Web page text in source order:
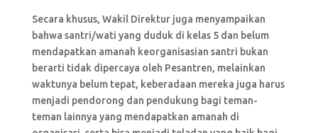
Secara khusus, Wakil Direktur juga menyampaikan
bahwa santri/wati yang duduk di kelas 5 dan belum
mendapatkan amanah keorganisasian santri bukan
berarti tidak dipercaya oleh Pesantren, melainkan
waktunya belum tepat, keberadaan mereka juga harus
menjadi pendorong dan pendukung bagi teman-
teman lainnya yang mendapatkan amanah di